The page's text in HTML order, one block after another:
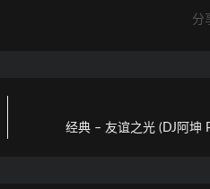
分
经典 – 友谊之光 (DJ阿坤